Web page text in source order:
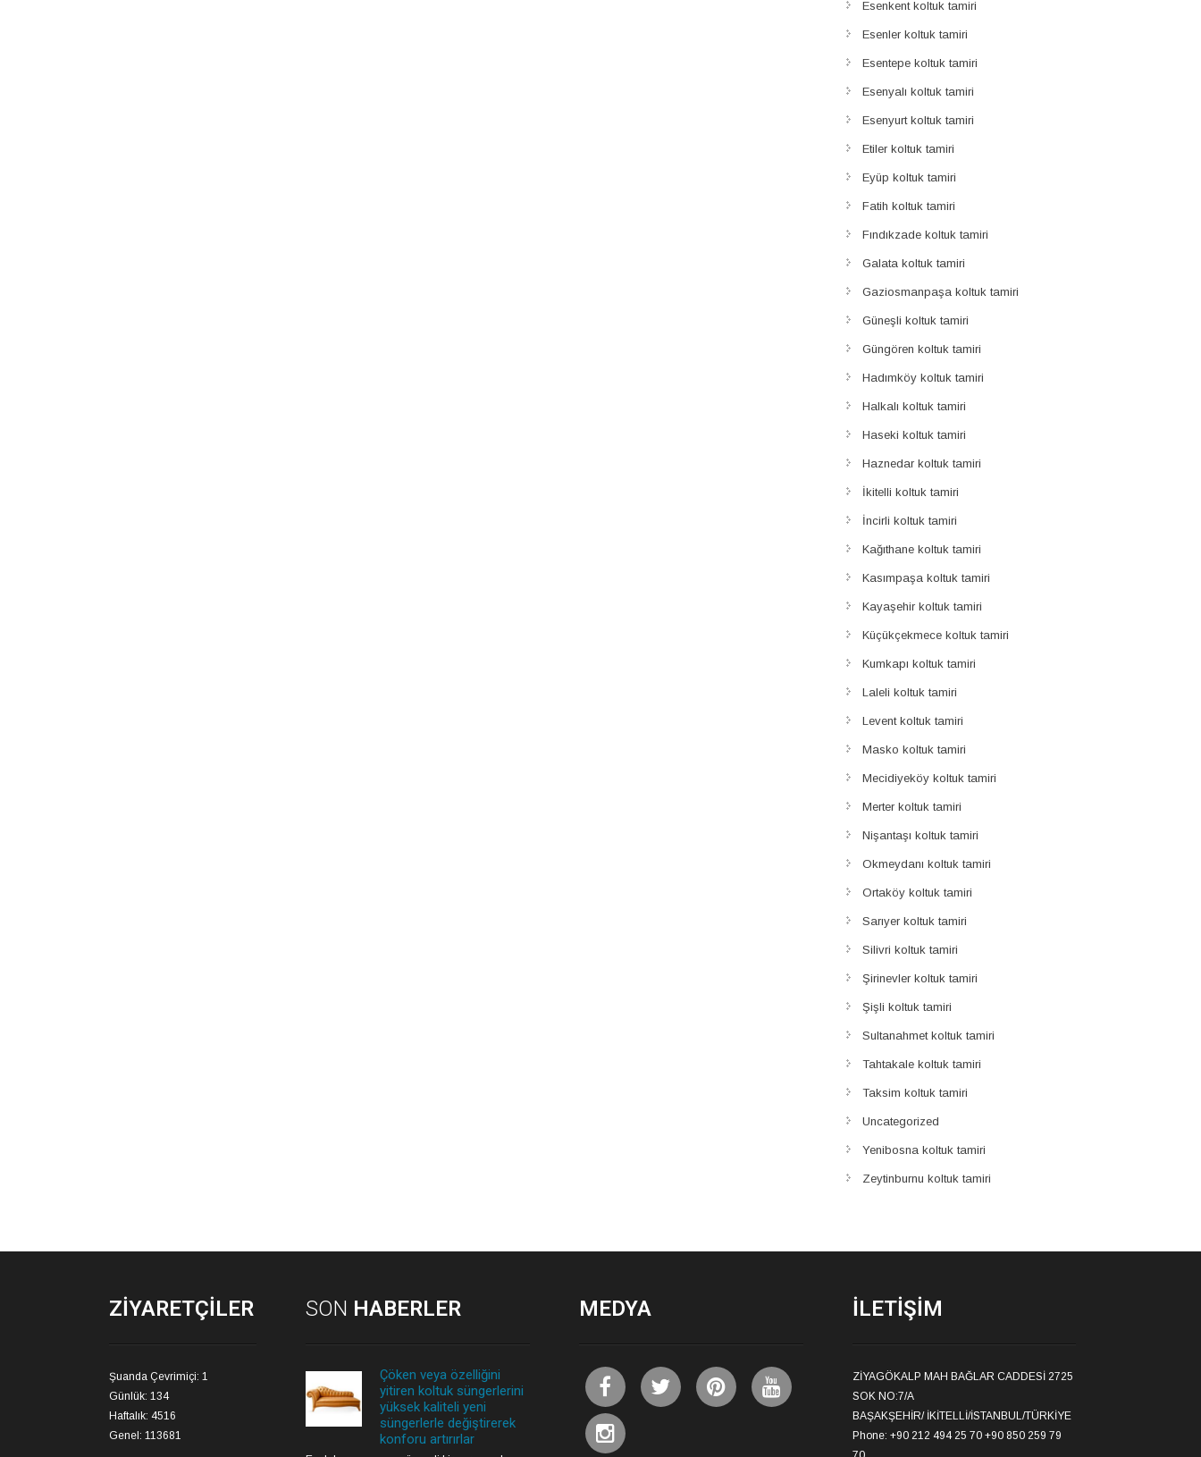
Esenkent koltuk tamiri
Esenler koltuk tamiri
Esentepe koltuk tamiri
Esenyalı koltuk tamiri
Esenyurt koltuk tamiri
Etiler koltuk tamiri
Eyüp koltuk tamiri
Fatih koltuk tamiri
Fındıkzade koltuk tamiri
Galata koltuk tamiri
Gaziosmanpaşa koltuk tamiri
Güneşli koltuk tamiri
Güngören koltuk tamiri
Hadımköy koltuk tamiri
Halkalı koltuk tamiri
Haseki koltuk tamiri
Haznedar koltuk tamiri
İkitelli koltuk tamiri
İncirli koltuk tamiri
Kağıthane koltuk tamiri
Kasımpaşa koltuk tamiri
Kayaşehir koltuk tamiri
Küçükçekmece koltuk tamiri
Kumkapı koltuk tamiri
Laleli koltuk tamiri
Levent koltuk tamiri
Masko koltuk tamiri
Mecidiyeköy koltuk tamiri
Merter koltuk tamiri
Nişantaşı koltuk tamiri
Okmeydanı koltuk tamiri
Ortaköy koltuk tamiri
Sarıyer koltuk tamiri
Silivri koltuk tamiri
Şirinevler koltuk tamiri
Şişli koltuk tamiri
Sultanahmet koltuk tamiri
Tahtakale koltuk tamiri
Taksim koltuk tamiri
Uncategorized
Yenibosna koltuk tamiri
Zeytinburnu koltuk tamiri
ZIYARETÇILER
Şuanda Çevrimiçi: 1
Günlük: 134
Haftalık: 4516
Genel: 113681
SON HABERLER
Çöken veya özelliğini
yitiren koltuk süngerlerini
yüksek kaliteli yeni
süngerlerle değiştirerek
konforu artırırlar
MEDYA İLETIŞIM
ZİYAGÖKALP MAH BAĞLAR CADDESİ 2725
SOK NO:7/A
BAŞAKŞEHİR/ İKİTELLİ/İSTANBUL/TÜRKİYE
Phone: +90 212 494 25 70 +90 850 259 79